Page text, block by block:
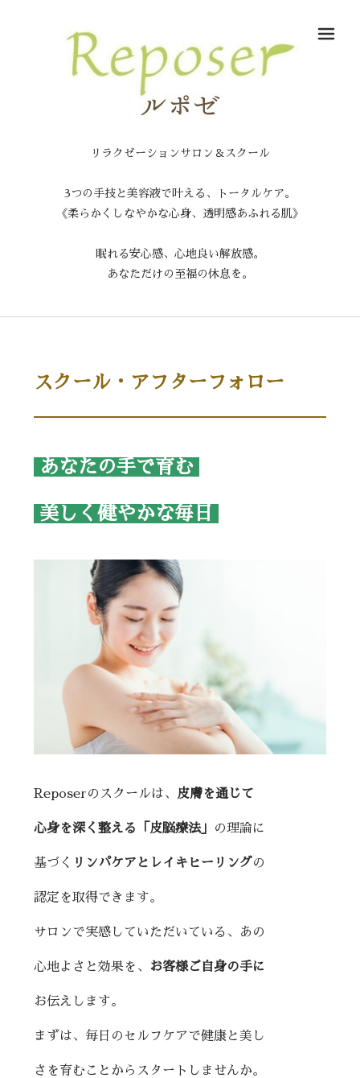
リラクゼーションサロン＆スクール
3つの手技と美容液で叶える、トータルケア。
《柔らかくしなやかな心身、透明感あふれる肌》
眠れる安心感、心地良い解放感。
あなただけの至福の休息を。
スクール・アフターフォロー
あなたの手で育む
美しく健やかな毎日
Reposerのスクールは、 皮膚を通じて
心身を深く整える「皮脳療法」 の理論に
基づく リンパケアとレイキヒーリング の
認定を取得できます。
サロンで実感していただいている、あの
心地よさと効果を、 お客様ご自身の手に
お伝えします。
まずは、毎日のセルフケアで健康と美し
さを育むことからスタートしませんか。